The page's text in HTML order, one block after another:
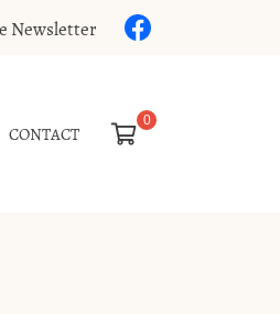
Newsletter
CONTACT 